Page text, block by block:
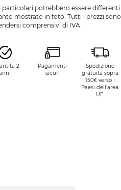
particolari potrebbero essere differenti
mostrato in foto. Tutti i prezzi sono
comprensivi di IVA.
2
Pagamenti
sicuri
Spedizione
gratuita sopra
150€ verso i
Paesi dell’area
UE